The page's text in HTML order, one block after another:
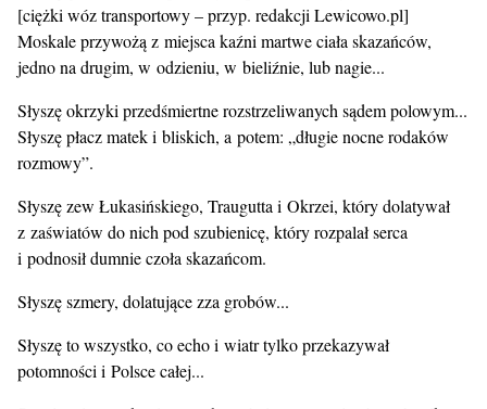
[ciężki wóz transportowy – przyp. redakcji Lewicowo.pl]
Moskale przywożą z miejsca kaźni martwe ciała skazańców,
jedno na drugim, w odzieniu, w bieliźnie, lub nagie...
Słyszę okrzyki przedśmiertne rozstrzeliwanych sądem polowym...
Słyszę płacz matek i bliskich, a potem: „długie nocne rodaków
rozmowy”.
Słyszę zew Łukasińskiego, Traugutta i Okrzei, który dolatywał
z zaświatów do nich pod szubienicę, który rozpalał serca
i podnosił dumnie czoła skazańcom.
Słyszę szmery, dolatujące zza grobów...
Słyszę to wszystko, co echo i wiatr tylko przekazywał
potomności i Polsce całej...